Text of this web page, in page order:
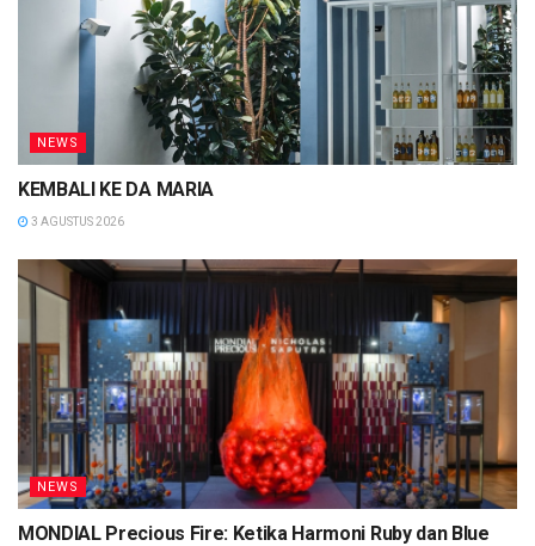
NEWS
KEMBALI KE DA MARIA
3 AGUSTUS 2026
NEWS
MONDIAL Precious Fire: Ketika Harmoni Ruby dan Blue